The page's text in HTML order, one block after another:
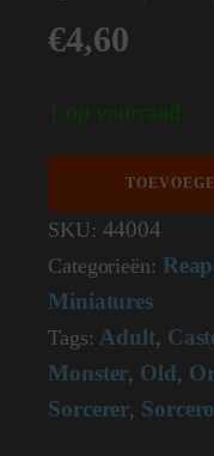
€4,60
1 op voorraad
Shaman
aantal
SKU: 44004
Categorieën:
Miniatures
Tags:Adult,
Monster, Old,
Sorcerer,